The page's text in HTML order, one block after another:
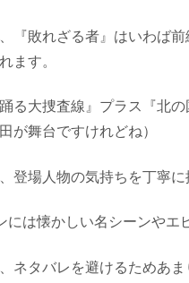
『敗れざる者』はいわば
ます。
大捜査線』プラス『北の
が舞台ですけれどね）
登場人物の気持ちを丁寧
には懐かしい名シーンやエ
ネタバレを避けるためあ